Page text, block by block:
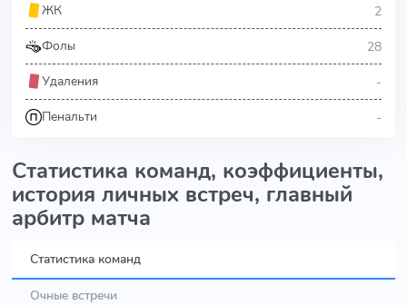
ЖК
2
Фолы 28
Удаления -
Пенальти -
Статистика команд, коэффициенты,
история личных встреч, главный
арбитр матча
Статистика команд
Очные встречи